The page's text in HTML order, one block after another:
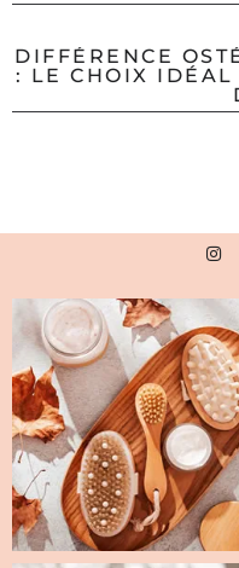
DIFFÉRENCE
: LE CHOIX IDÉAL